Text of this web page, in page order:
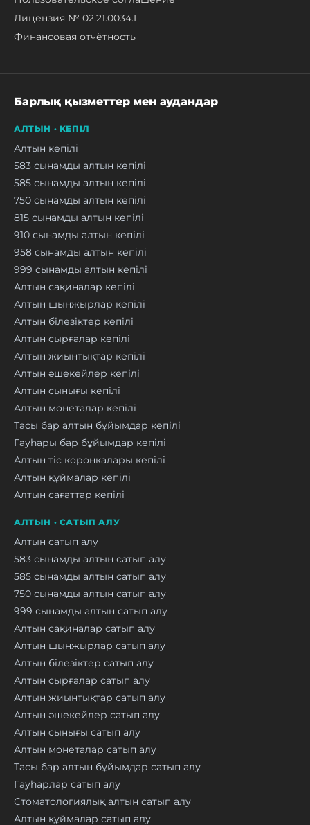
Лицензия № 02.21.0034.L
Финансовая отчётность
Барлық қызметтер мен аудандар
АЛТЫН · КЕПІЛ
Алтын кепілі
583 сынамды алтын кепілі
585 сынамды алтын кепілі
750 сынамды алтын кепілі
815 сынамды алтын кепілі
910 сынамды алтын кепілі
958 сынамды алтын кепілі
999 сынамды алтын кепілі
Алтын сақиналар кепілі
Алтын шынжырлар кепілі
Алтын білезіктер кепілі
Алтын сырғалар кепілі
Алтын жиынтықтар кепілі
Алтын әшекейлер кепілі
Алтын сынығы кепілі
Алтын монеталар кепілі
Тасы бар алтын бұйымдар кепілі
Гауһары бар бұйымдар кепілі
Алтын тіс коронкалары кепілі
Алтын құймалар кепілі
Алтын сағаттар кепілі
АЛТЫН · САТЫП АЛУ
Алтын сатып алу
583 сынамды алтын сатып алу
585 сынамды алтын сатып алу
750 сынамды алтын сатып алу
999 сынамды алтын сатып алу
Алтын сақиналар сатып алу
Алтын шынжырлар сатып алу
Алтын білезіктер сатып алу
Алтын сырғалар сатып алу
Алтын жиынтықтар сатып алу
Алтын әшекейлер сатып алу
Алтын сынығы сатып алу
Алтын монеталар сатып алу
Тасы бар алтын бұйымдар сатып алу
Гауһарлар сатып алу
Стоматологиялық алтын сатып алу
Алтын құймалар сатып алу